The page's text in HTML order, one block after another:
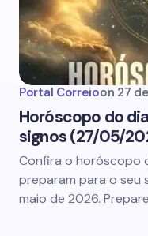
Portal Correioon 27
Horóscopo do
signos (27/05/
Confira o horóscopo
preparam para o seu
maio de 2026.